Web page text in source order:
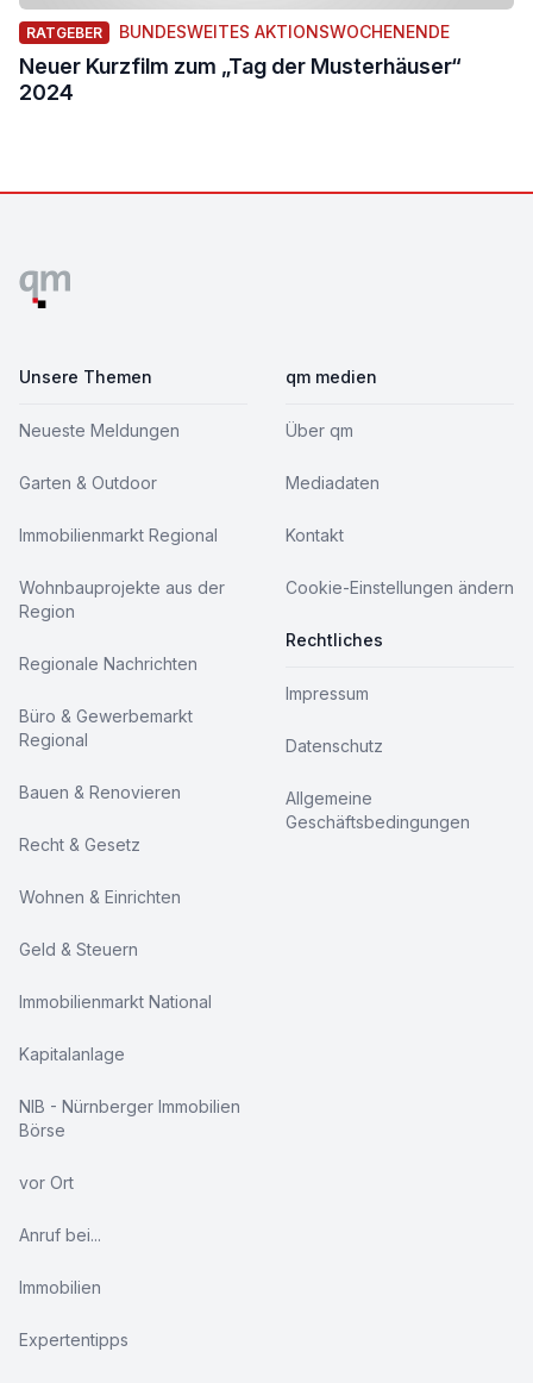
RATGEBER BUNDESWEITES AKTIONSWOCHENENDE
Neuer Kurzfilm zum „Tag der Musterhäuser“
2024
Unsere Themen
Neueste Meldungen
Garten & Outdoor
Immobilienmarkt Regional
Wohnbauprojekte aus der
Region
Regionale Nachrichten
Büro & Gewerbemarkt
Regional
Bauen & Renovieren
Recht & Gesetz
Wohnen & Einrichten
Geld & Steuern
Immobilienmarkt National
Kapitalanlage
NIB - Nürnberger Immobilien
Börse
vor Ort
Anruf bei...
Immobilien
Expertentipps
qm medien
Über qm
Mediadaten
Kontakt
Cookie-Einstellungen ändern
Rechtliches
Impressum
Datenschutz
Allgemeine
Geschäftsbedingungen